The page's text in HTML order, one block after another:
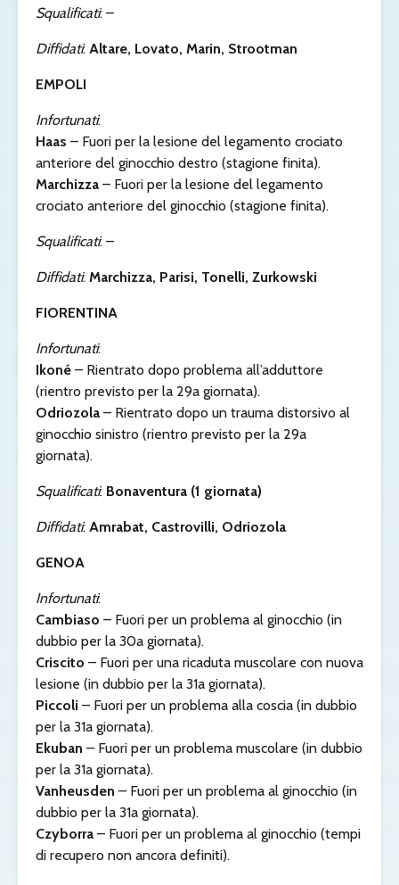
Squalificati: –
Diffidati: Altare, Lovato, Marin, Strootman
EMPOLI
Infortunati:
Haas – Fuori per la lesione del legamento crociato
anteriore del ginocchio destro (stagione finita).
Marchizza – Fuori per la lesione del legamento
crociato anteriore del ginocchio (stagione finita).
Squalificati: –
Diffidati: Marchizza, Parisi, Tonelli, Zurkowski
FIORENTINA
Infortunati:
Ikoné – Rientrato dopo problema all’adduttore
(rientro previsto per la 29a giornata).
Odriozola – Rientrato dopo un trauma distorsivo al
ginocchio sinistro (rientro previsto per la 29a
giornata).
Squalificati: Bonaventura (1 giornata)
Diffidati: Amrabat, Castrovilli, Odriozola
GENOA
Infortunati:
Cambiaso – Fuori per un problema al ginocchio (in
dubbio per la 30a giornata).
Criscito – Fuori per una ricaduta muscolare con nuova
lesione (in dubbio per la 31a giornata).
Piccoli – Fuori per un problema alla coscia (in dubbio
per la 31a giornata).
Ekuban – Fuori per un problema muscolare (in dubbio
per la 31a giornata).
Vanheusden – Fuori per un problema al ginocchio (in
dubbio per la 31a giornata).
Czyborra – Fuori per un problema al ginocchio (tempi
di recupero non ancora definiti).